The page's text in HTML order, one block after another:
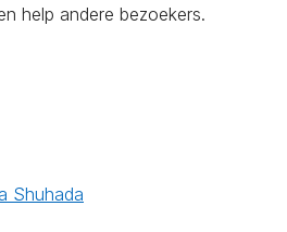
help andere bezoekers.
Shuhada